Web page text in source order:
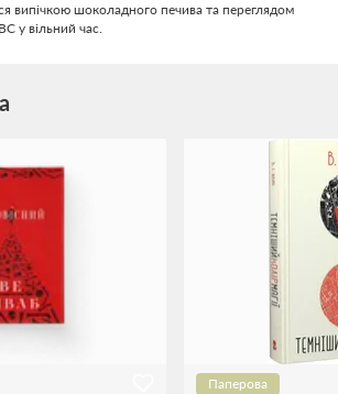
випічкою шоколадного печива та переглядом
у вільний час.
Паперова